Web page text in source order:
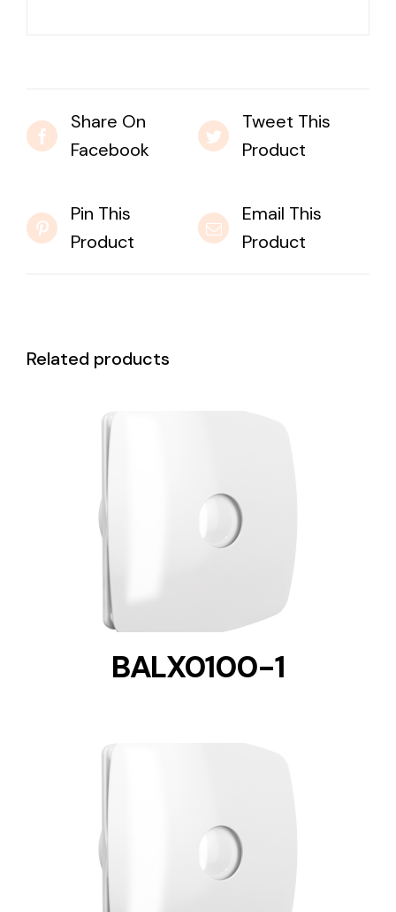
Share On
Facebook
Tweet This
Product
Pin This
Product
Email This
Product
Related products
BALX0100-1